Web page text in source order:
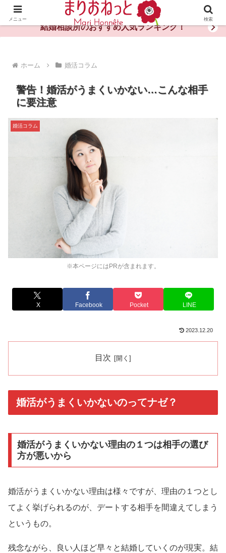
婚活や出会いの体験談・評判・秘訣がわかる情報サイト
結婚相談所のおすすめ人気ランキング！
ホーム 婚活コラム
警告！婚活がうまくいかない…こんな相手
に要注意
※本ページにはPRが含まれます。
婚活コラム
X Facebook Pocket LINE
2023.12.20
目次
婚活がうまくいかないのってナゼ？
婚活がうまくいかない理由の１つは相手の選び
方が悪いから
婚活がうまくいかない理由は様々ですが、理由の１つとし
てよく挙げられるのが、デートする相手を間違えてしまう
というもの。
残念ながら、良い人ほど早々と結婚していくのが現実。結
メニュー 検索